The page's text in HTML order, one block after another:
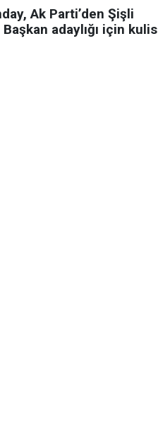
Ak Parti’den Şişli
adaylığı için kulis